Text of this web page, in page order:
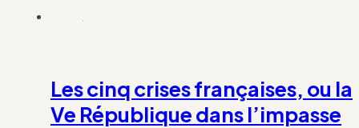
Les cinq crises françaises, ou la
Ve République dans l’impasse